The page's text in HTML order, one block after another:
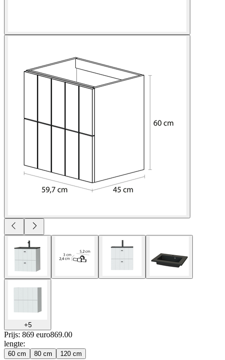
+5
Prijs: 869 euro869.00
lengte:
60 cm 80 cm 120 cm